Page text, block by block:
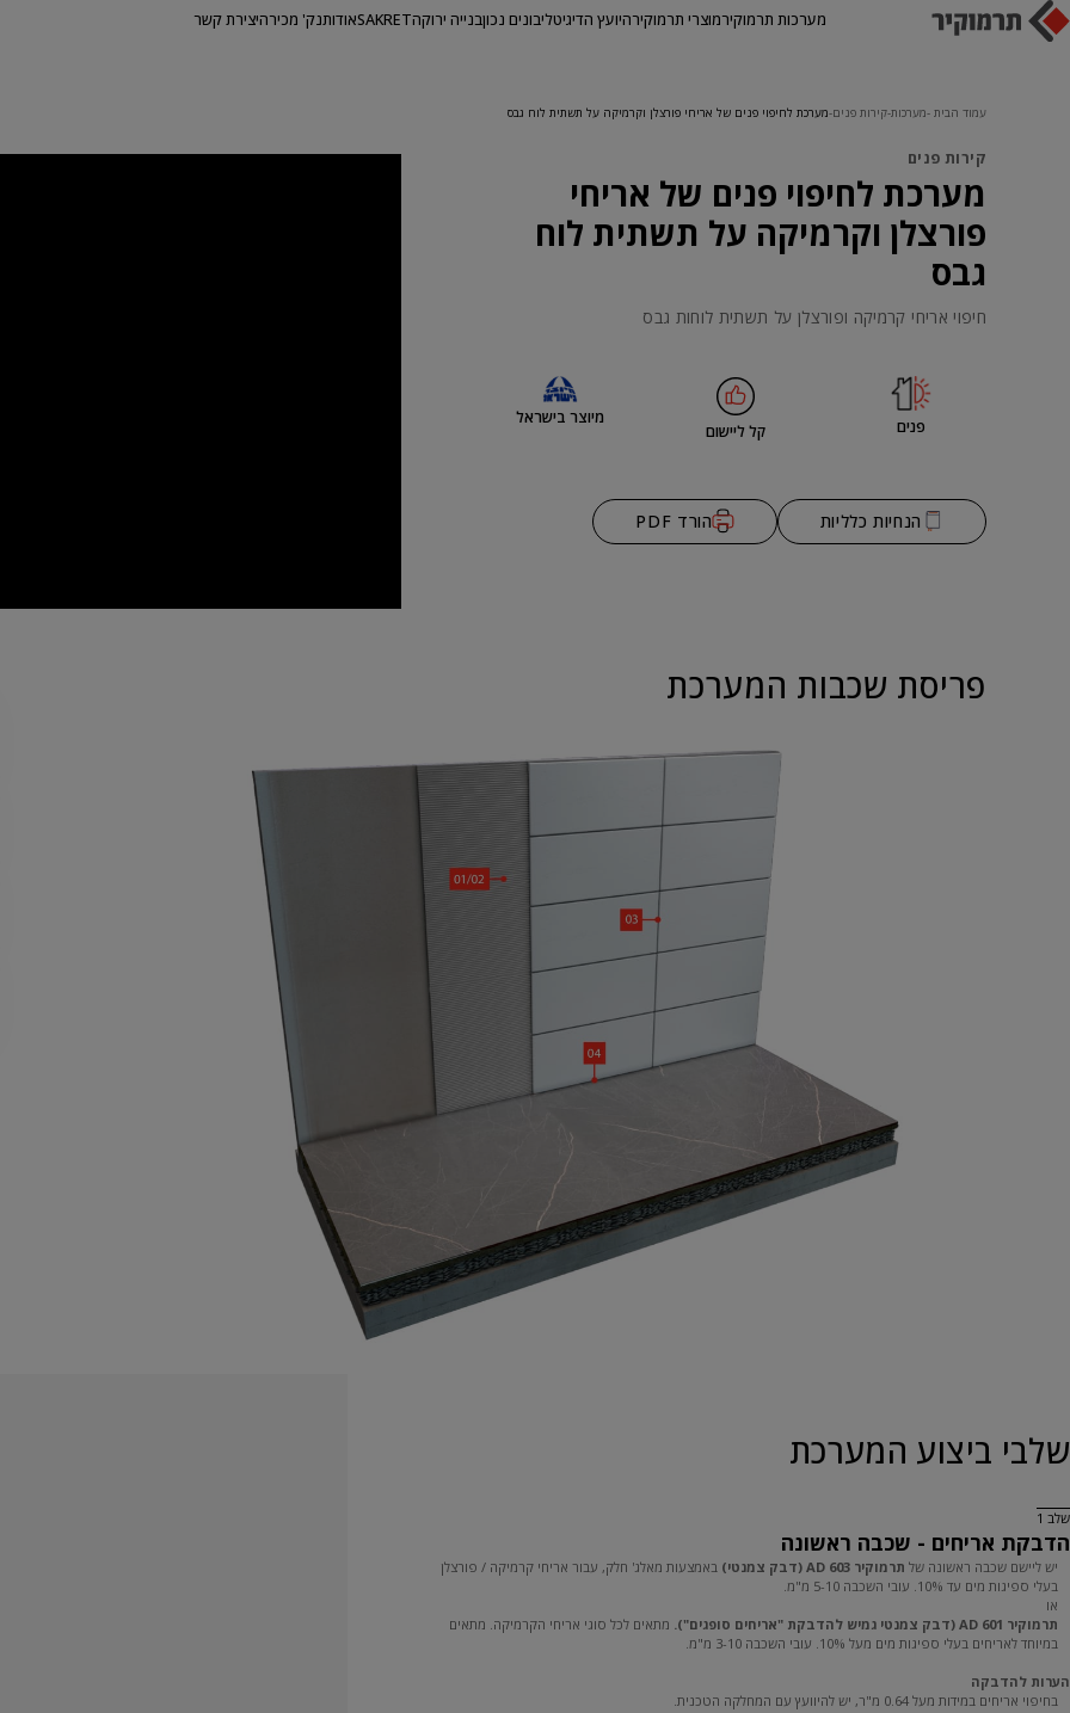
מערכות תרמוקירמוצרי תרמוקירהיועץ הדיגיטליבונים נכוןבנייה ירוקהSAKRETאודותנק' מכירהיצירת קשר
עמוד הבית מערכות קירות פנים מערכת לחיפוי פנים של אריחי פורצלן וקרמיקה על תשתית לוח גבס
קירות פנים
מערכת לחיפוי פנים של אריחי
פורצלן וקרמיקה על תשתית לוח
גבס
חיפוי אריחי קרמיקה ופורצלן על תשתית לוחות גבס
פנים קל ליישום
מיוצר בישראל
הנחיות כלליות הורד PDF
פריסת שכבות המערכת
שלבי ביצוע המערכת
שלב 1
הדבקת אריחים - שכבה ראשונה
יש ליישם שכבה ראשונה של תרמוקיר 603 AD (דבק צמנטי)
באמצעות מאלג' חלק, עבור אריחי קרמיקה / פורצלן
בעלי ספיגות מים עד 10%. עובי השכבה 5-10 מ"מ.
או
תרמוקיר AD 601 (דבק צמנטי גמיש להדבקת "אריחים סופגים").
מתאים לכל סוגי אריחי הקרמיקה. מתאים
במיוחד לאריחים בעלי ספיגות מים מעל 10%. עובי השכבה 3-10 מ"מ.
הערות להדבקה
בחיפוי אריחים במידות מעל 0.64 מ"ר, יש להיוועץ עם המחלקה הטכנית.